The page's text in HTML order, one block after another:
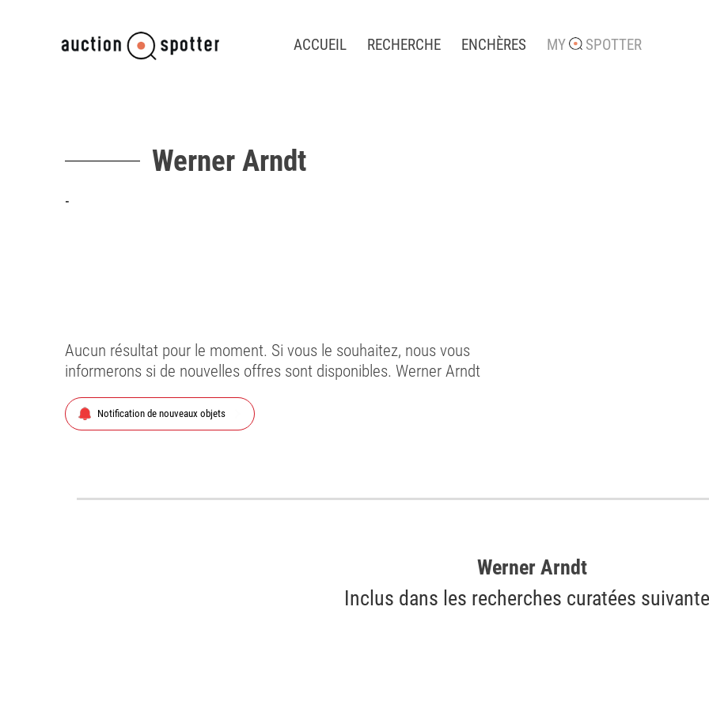
ACCUEIL RECHERCHE ENCHÈRES MY SPOTTER
Werner Arndt
-
Aucun résultat pour le moment. Si vous le souhaitez, nous vous
informerons si de nouvelles offres sont disponibles. Werner Arndt
Notification de nouveaux objets
Werner Arndt
Inclus dans les recherches curatées